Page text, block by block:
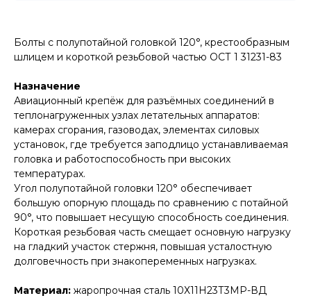
Болты с полупотайной головкой 120°, крестообразным
шлицем и короткой резьбовой частью ОСТ 1 31231-83
Назначение
Авиационный крепёж для разъёмных соединений в
теплонагруженных узлах летательных аппаратов:
камерах сгорания, газоводах, элементах силовых
установок, где требуется заподлицо устанавливаемая
головка и работоспособность при высоких
температурах.
Угол полупотайной головки 120° обеспечивает
большую опорную площадь по сравнению с потайной
90°, что повышает несущую способность соединения.
Короткая резьбовая часть смещает основную нагрузку
на гладкий участок стержня, повышая усталостную
долговечность при знакопеременных нагрузках.
Материал: жаропрочная сталь 10Х11Н23Т3МР-ВД